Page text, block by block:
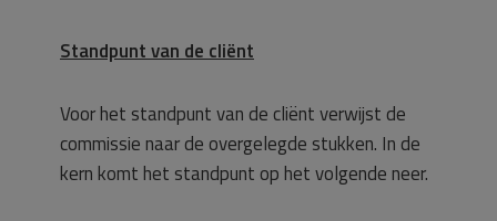
Standpunt van de cliënt
Voor het standpunt van de cliënt verwijst de
commissie naar de overgelegde stukken. In de
kern komt het standpunt op het volgende neer.